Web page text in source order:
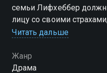
семьи Лифхеббер
лицу со своими
непростыми
Читать дальше
Жанр
Драма